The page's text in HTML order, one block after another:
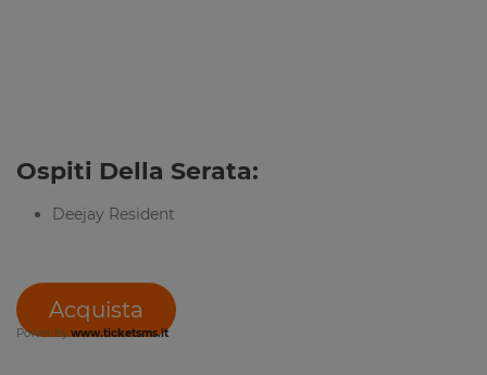
Ospiti Della Serata:
Deejay Resident
Acquista
Power by www.ticketsms.it